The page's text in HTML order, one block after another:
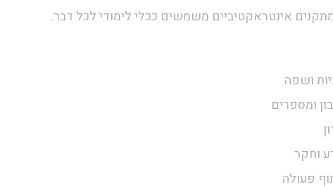
אינטראקטיביים משמשים ככלי לימודי לכל דבר.
ושפה
ומספרים
וחקר
פעולה